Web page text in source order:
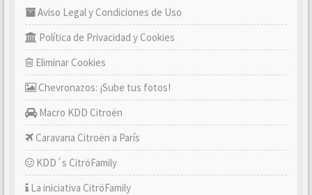
Aviso Legal y Condiciones de Uso
Política de Privacidad y Cookies
Eliminar Cookies
Chevronazos: ¡Sube tus fotos!
Macro KDD Citroën
Caravana Citroën a París
KDD´s CitröFamily
La iniciativa CitröFamily